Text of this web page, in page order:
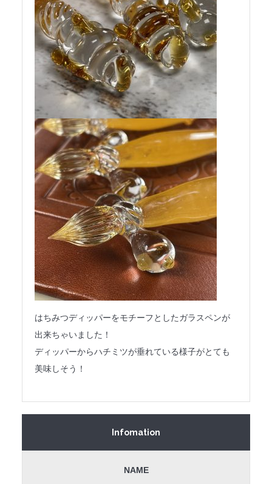
はちみつディッパーをモチーフとしたガラスペンが
出来ちゃいました！
ディッパーからハチミツが垂れている様子がとても
美味しそう！
Infomation
NAME